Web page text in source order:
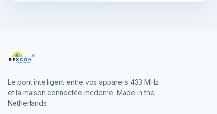
Le pont intelligent entre vos appareils 433 MHz
et la maison connectée moderne. Made in the
Netherlands.